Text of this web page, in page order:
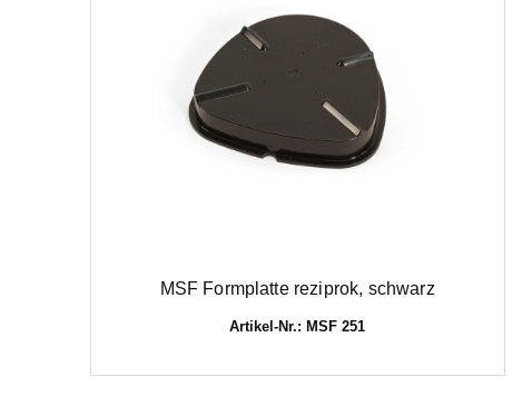
MSF Formplatte reziprok, schwarz
Artikel-Nr.: MSF 251